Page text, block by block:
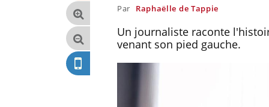
Par Raphaëlle de Tappie
Un journaliste raconte
venant son pied gauche.